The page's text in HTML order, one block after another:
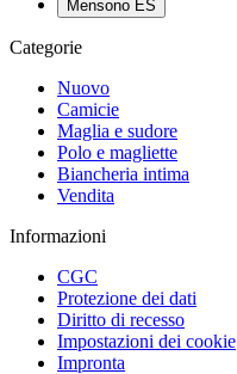
Mensono ES
Categorie
Nuovo
Camicie
Maglia e sudore
Polo e magliette
Biancheria intima
Vendita
Informazioni
CGC
Protezione dei dati
Diritto di recesso
Impostazioni dei cookie
Impronta